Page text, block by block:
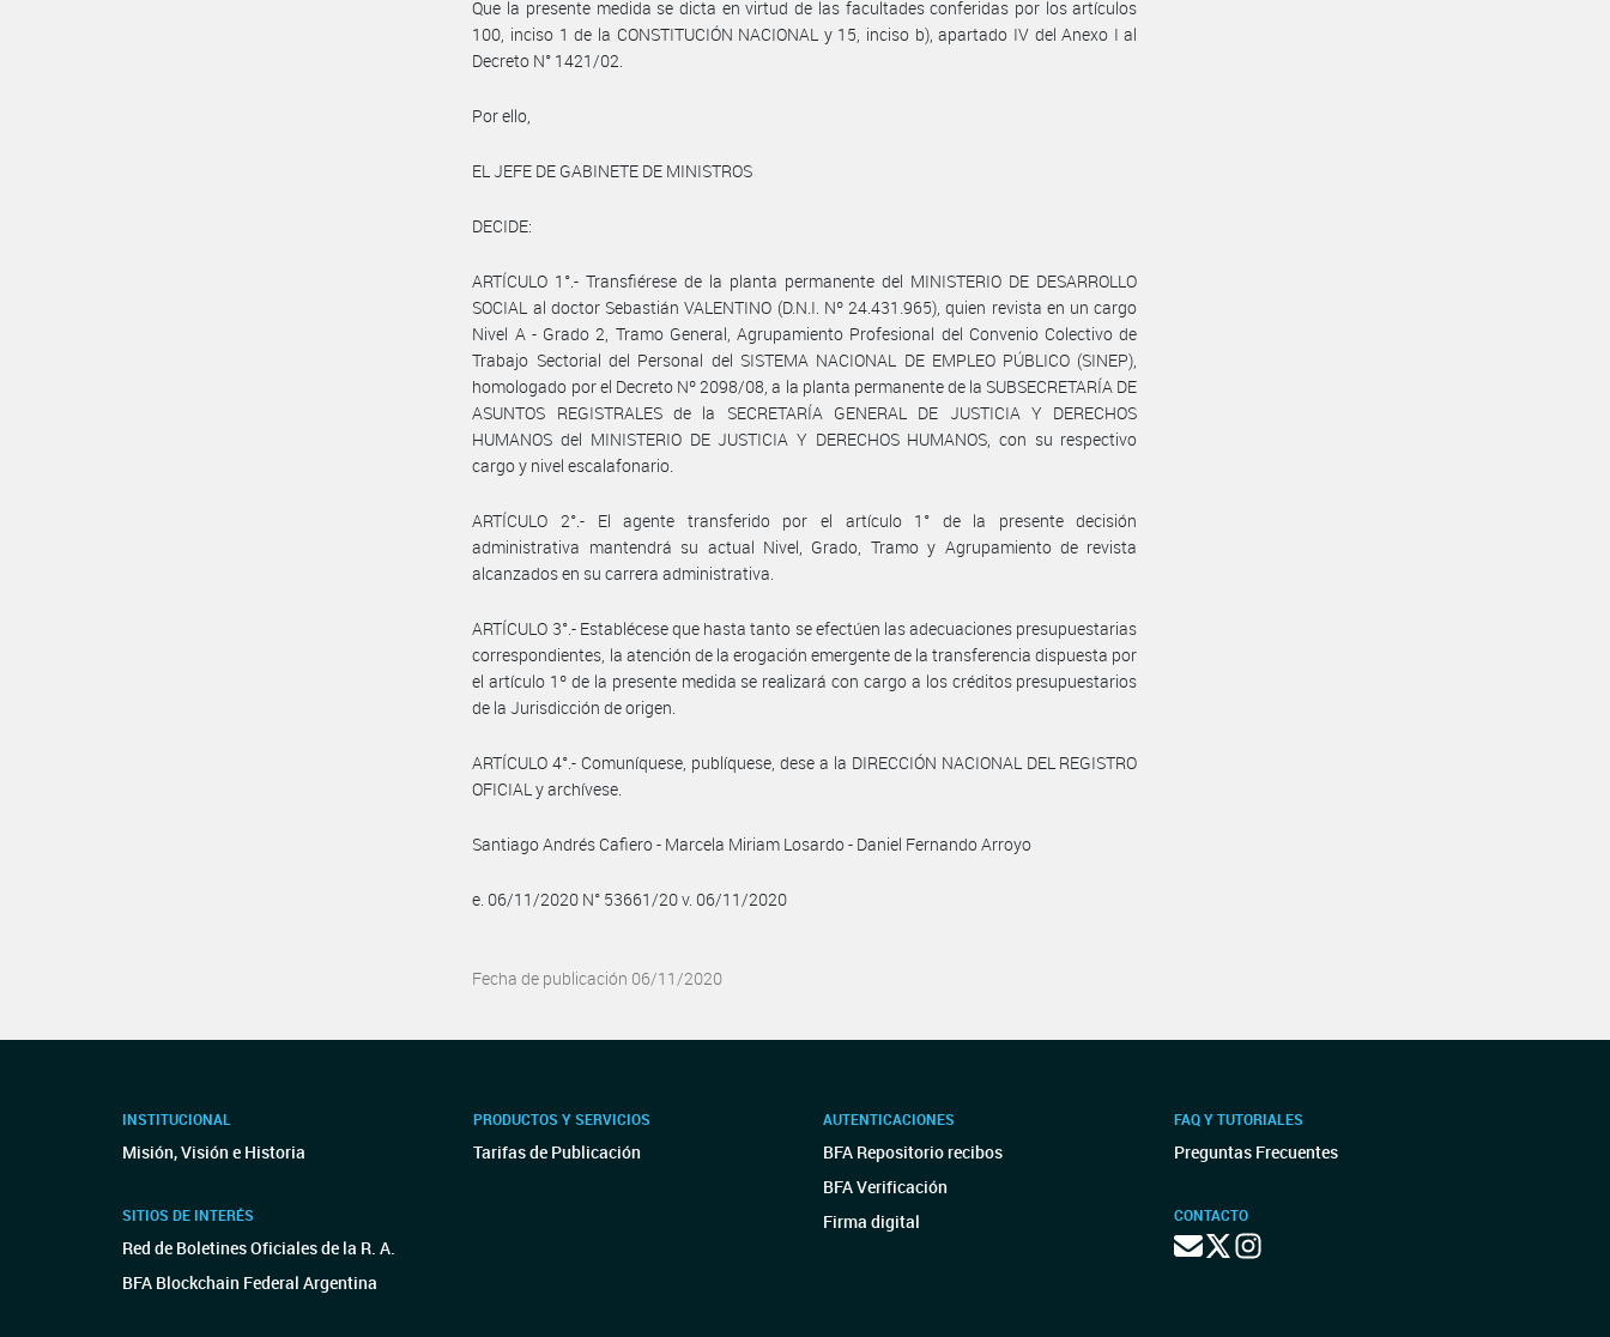
Que la presente medida se dicta en virtud de las facultades conferidas por los artículos
100, inciso 1 de la CONSTITUCIÓN NACIONAL y 15, inciso b), apartado IV del Anexo I al
Decreto N° 1421/02.
Por ello,
EL JEFE DE GABINETE DE MINISTROS
DECIDE:
ARTÍCULO 1°.- Transfiérese de la planta permanente del MINISTERIO DE DESARROLLO
SOCIAL al doctor Sebastián VALENTINO (D.N.I. Nº 24.431.965), quien revista en un cargo
Nivel A - Grado 2, Tramo General, Agrupamiento Profesional del Convenio Colectivo de
Trabajo Sectorial del Personal del SISTEMA NACIONAL DE EMPLEO PÚBLICO (SINEP),
homologado por el Decreto Nº 2098/08, a la planta permanente de la SUBSECRETARÍA DE
ASUNTOS REGISTRALES de la SECRETARÍA GENERAL DE JUSTICIA Y DERECHOS
HUMANOS del MINISTERIO DE JUSTICIA Y DERECHOS HUMANOS, con su respectivo
cargo y nivel escalafonario.
ARTÍCULO 2°.- El agente transferido por el artículo 1° de la presente decisión
administrativa mantendrá su actual Nivel, Grado, Tramo y Agrupamiento de revista
alcanzados en su carrera administrativa.
ARTÍCULO 3°.- Establécese que hasta tanto se efectúen las adecuaciones presupuestarias
correspondientes, la atención de la erogación emergente de la transferencia dispuesta por
el artículo 1º de la presente medida se realizará con cargo a los créditos presupuestarios
de la Jurisdicción de origen.
ARTÍCULO 4°.- Comuníquese, publíquese, dese a la DIRECCIÓN NACIONAL DEL REGISTRO
OFICIAL y archívese.
Santiago Andrés Cafiero - Marcela Miriam Losardo - Daniel Fernando Arroyo
e. 06/11/2020 N° 53661/20 v. 06/11/2020
Fecha de publicación 06/11/2020
INSTITUCIONAL
Misión, Visión e Historia
SITIOS DE INTERÉS
Red de Boletines Oficiales de la R. A.
BFA Blockchain Federal Argentina
PRODUCTOS Y SERVICIOS
Tarifas de Publicación
AUTENTICACIONES
BFA Repositorio recibos
BFA Verificación
Firma digital
FAQ Y TUTORIALES
Preguntas Frecuentes
CONTACTO